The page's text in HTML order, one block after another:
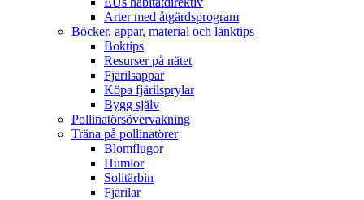
Arter med åtgärdsprogram
Böcker, appar, material och länktips
Boktips
Resurser på nätet
Fjärilsappar
Köpa fjärilsprylar
Bygg själv
Pollinatörsövervakning
Träna på pollinatörer
Blomflugor
Humlor
Solitärbin
Fjärilar